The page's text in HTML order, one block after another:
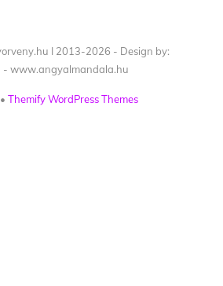
I 2013-2026 - Design by:
- www.angyalmandala.hu
•Themify WordPress Themes